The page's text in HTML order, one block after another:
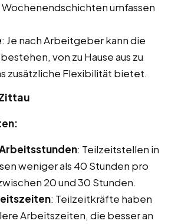
umfassen
: Je nach Arbeitgeber kann die
von zu Hause aus zu
zusätzliche Flexibilität bietet.
: Teilzeitstellen in
weniger als 40 Stunden pro
20 und 30 Stunden.
: Teilzeitkräfte haben
Arbeitszeiten, die besser an